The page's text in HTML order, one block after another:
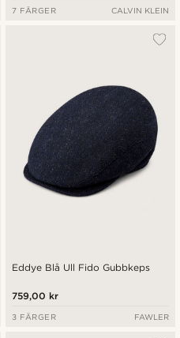
7 FÄRGER CALVIN KLEIN
Eddye Blå Ull Fido Gubbkeps
759,00 kr
3 FÄRGER FAWLER